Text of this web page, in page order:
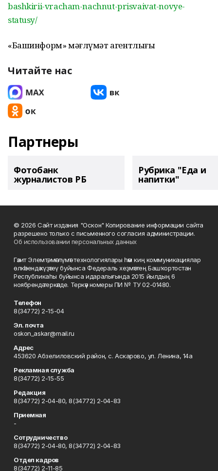
bashkirii-vracham-nachnut-prisvaivat-novye-
statusy/
«Башинформ» мәғлүмәт агентлығы
Читайте нас
Партнеры
Фотобанк
журналистов РБ
Рубрика "Еда и
напитки"
© 2026 Сайт издания "Оскон" Копирование информации сайта
разрешено только с письменного согласия администрации.
Об использовании персональных данных
Гәзит Элемтә, мәғлүмәт технологиялары һәм киң коммуникациялар
өлкәһендә күҙәтеү буйынса Федераль хеҙмәттең Башҡортостан
Республикаһы буйынса идаралығында 2015 йылдың 6
ноябрендә теркәлде. Теркәү номеры ПИ № ТУ 02-01480.
Телефон
8(34772) 2-15-04
Эл. почта
oskon_askar@mail.ru
Адрес
453620 Абзелиловский район, с. Аскарово, ул. Ленина, 14а
Рекламная служба
8(34772) 2-15-55
Редакция
8(34772) 2-04-80, 8(34772) 2-04-83
Приемная
-
Сотрудничество
8(34772) 2-04-80, 8(34772) 2-04-83
Отдел кадров
8(34772) 2-11-85